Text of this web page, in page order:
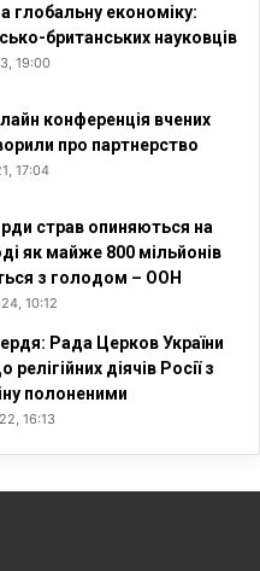
глобальну економіку:
британських науковців
19:00
конференція вчених
про партнерство
17:04
страв опиняються на
як майже 800 мільйонів
з голодом – ООН
10:12
Рада Церков України
релігійних діячів Росії з
полоненими
16:13